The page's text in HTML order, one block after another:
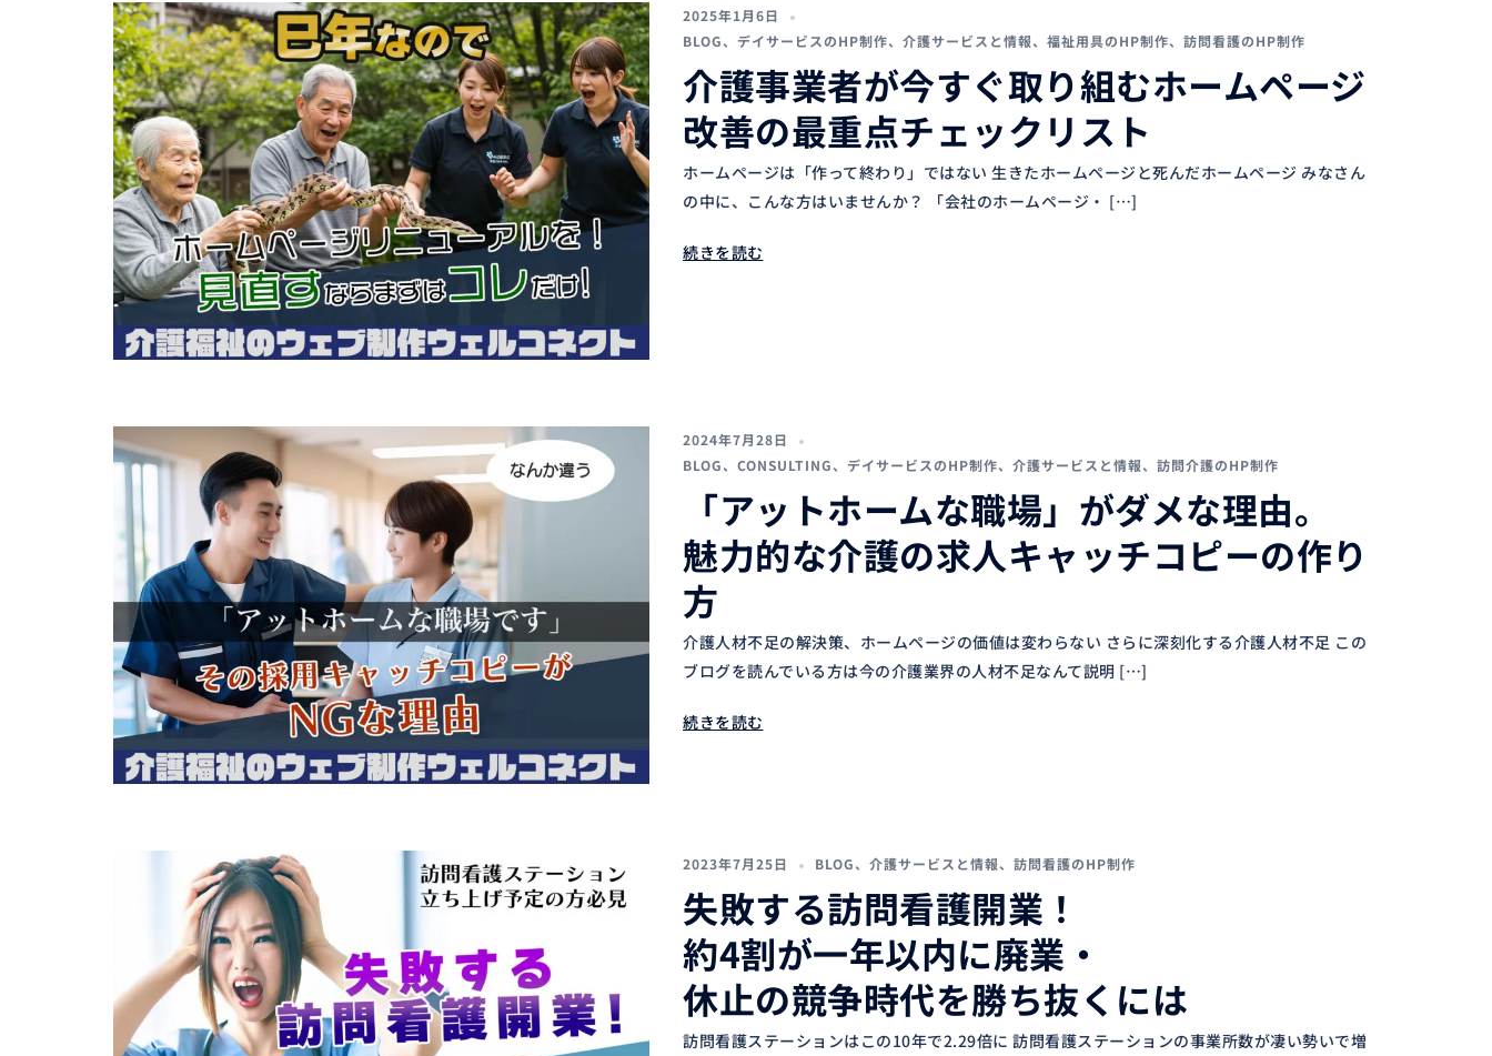
2025年1月6日
BLOG、 デイサービスのHP制作、 介護サービスと情報、 福祉用具のHP制作、 訪問看護のHP制作
介護事業者が今すぐ取り組むホームページ
改善の最重点チェックリスト
ホームページは「作って終わり」ではない 生きたホームページと死んだホームページ みなさん
の中に、こんな方はいませんか？ 「会社のホームページ・ […]
続きを読む
2024年7月28日
BLOG、 CONSULTING、 デイサービスのHP制作、 介護サービスと情報、 訪問介護のHP制作
「アットホームな職場」がダメな理由。
魅力的な介護の求人キャッチコピーの作り
方
介護人材不足の解決策、ホームページの価値は変わらない さらに深刻化する介護人材不足 この
ブログを読んでいる方は今の介護業界の人材不足なんて説明 […]
続きを読む
2023年7月25日 BLOG、 介護サービスと情報、 訪問看護のHP制作
失敗する訪問看護開業！
約4割が一年以内に廃業・
休止の競争時代を勝ち抜くには
訪問看護ステーションはこの10年で2.29倍に 訪問看護ステーションの事業所数が凄い勢いで増